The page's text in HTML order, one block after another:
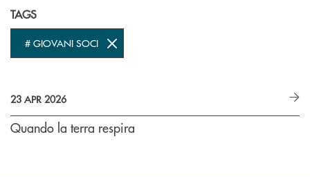
TAGS
# GIOVANI SOCI
23 APR 2026
Quando la terra respira